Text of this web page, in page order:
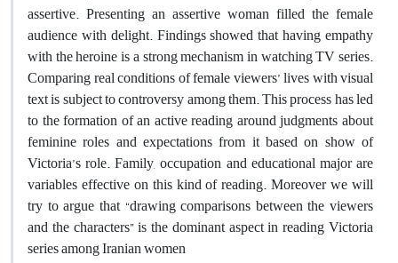
assertive. Presenting an assertive woman filled the female
audience with delight. Findings showed that having empathy
with the heroine is a strong mechanism in watching TV series.
Comparing real conditions of female viewers’ lives with visual
text is subject to controversy among them. This process has led
to the formation of an active reading around judgments about
feminine roles and expectations from it based on show of
Victoria’s role. Family, occupation and educational major are
variables effective on this kind of reading. Moreover we will
try to argue that “drawing comparisons between the viewers
and the characters” is the dominant aspect in reading Victoria
series among Iranian women